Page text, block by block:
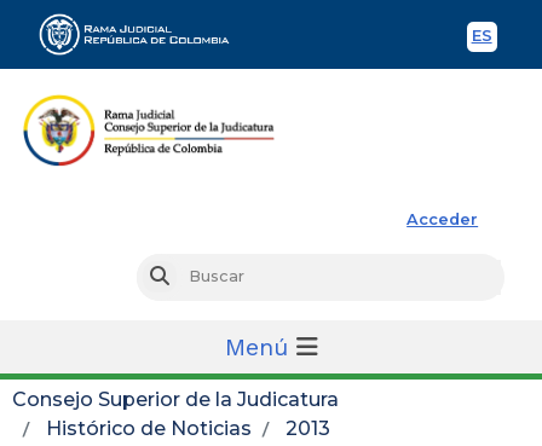
ES
Acceder
Buscar
Menú
Consejo Superior de la Judicatura
Histórico de Noticias
2013